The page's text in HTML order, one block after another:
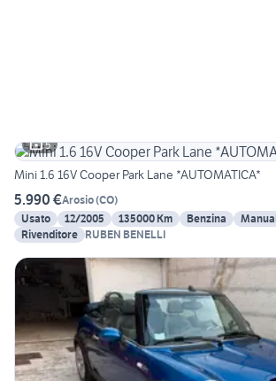
5
Mini 1.6 16V Cooper Park Lane *AUTOMATICA*
5.990 €Arosio(CO)
Usato
12/2005 135000 Km Benzina
Rivenditore RUBEN BENELLI